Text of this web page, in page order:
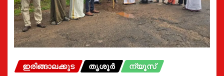
ഇരിങ്ങാലക്കുട തൃശൂർ ന്യൂസ്